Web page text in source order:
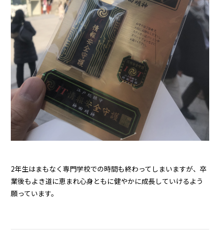
2年生はまもなく専門学校での時間も終わってしまいますが、卒
業後もよき道に恵まれ心身ともに健やかに成長していけるよう
願っています。